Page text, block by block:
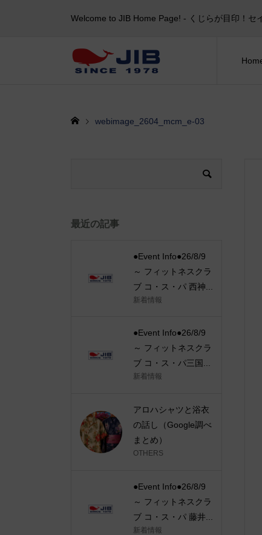
Welcome to JIB Home Page! ‐ くじらが目印！セ
webimage_2604_mcm_e-03
最近の記事
●Event Info●26/8/9
～ フィットネスクラ
ブ コ・ス・パ 西神...
新着情報
●Event Info●26/8/9
～ フィットネスクラ
ブ コ・ス・パ三国...
新着情報
アロハシャツと浴衣
の話し（Google調べ
まとめ）
OTHERS
●Event Info●26/8/9
～ フィットネスクラ
ブ コ・ス・パ 藤井...
新着情報